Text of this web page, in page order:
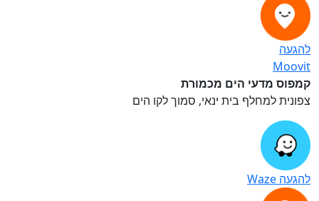
להגעה
Moovit
קמפוס מדעי הים מכמורת
צפונית למחלף בית ינאי, סמוך לקו הים
להגעה Waze